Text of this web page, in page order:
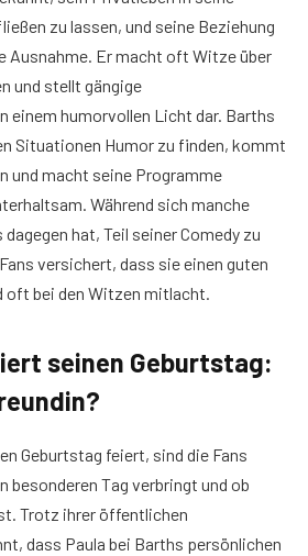
zu lassen, und seine Beziehung
Ausnahme. Er macht oft Witze über
und stellt gängige
einem humorvollen Licht dar. Barths
Situationen Humor zu finden, kommt
und macht seine Programme
Während sich manche
hat, Teil seiner Comedy zu
versichert, dass sie einen guten
oft bei den Witzen mitlacht.
seinen Geburtstag:
Geburtstag feiert, sind die Fans
besonderen Tag verbringt und ob
Trotz ihrer öffentlichen
dass Paula bei Barths persönlichen